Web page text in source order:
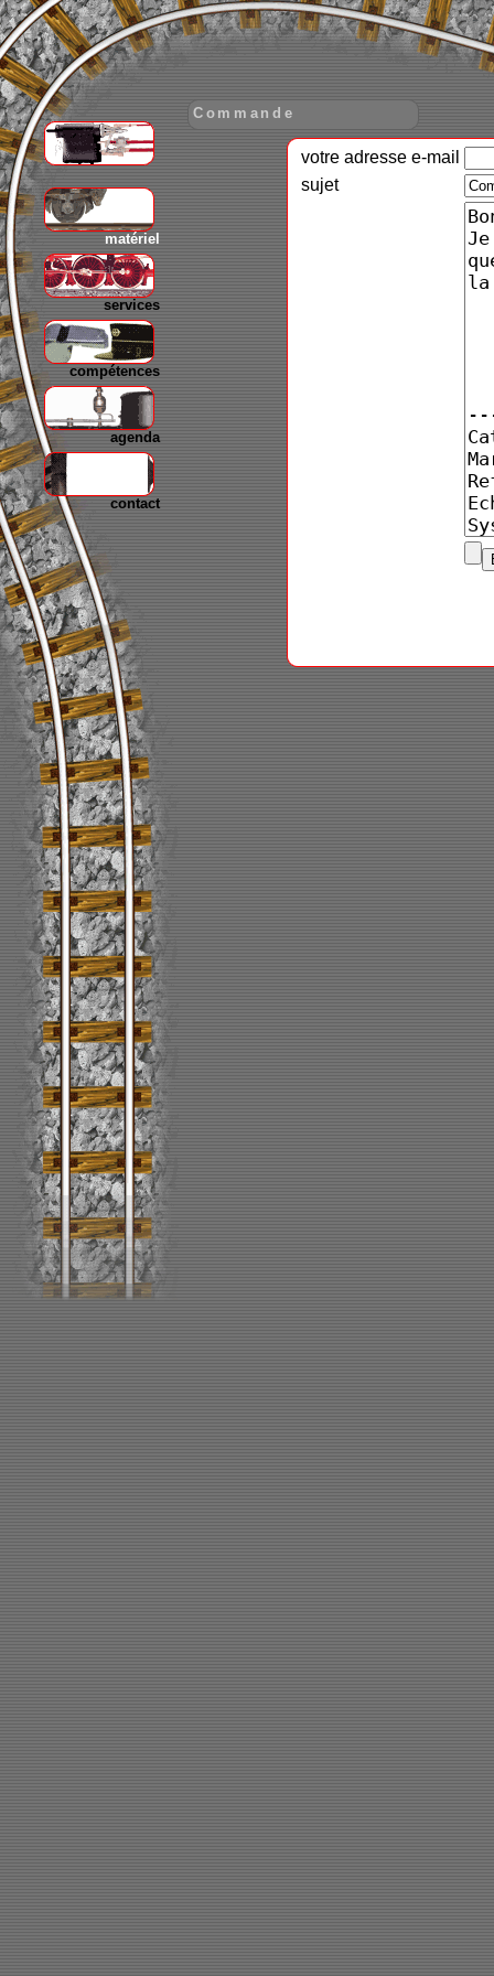
matériel
services
compétences
agenda
contact
Commande
votre adresse e-mail
sujet